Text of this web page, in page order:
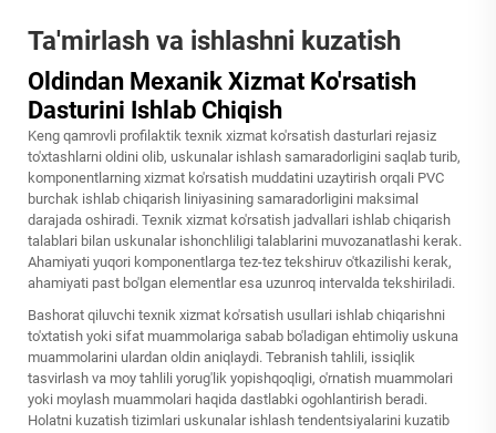
Ta'mirlash va ishlashni kuzatish
Oldindan Mexanik Xizmat Ko'rsatish
Dasturini Ishlab Chiqish
Keng qamrovli profilaktik texnik xizmat ko'rsatish dasturlari rejasiz
to'xtashlarni oldini olib, uskunalar ishlash samaradorligini saqlab turib,
komponentlarning xizmat ko'rsatish muddatini uzaytirish orqali PVC
burchak ishlab chiqarish liniyasining samaradorligini maksimal
darajada oshiradi. Texnik xizmat ko'rsatish jadvallari ishlab chiqarish
talablari bilan uskunalar ishonchliligi talablarini muvozanatlashi kerak.
Ahamiyati yuqori komponentlarga tez-tez tekshiruv o'tkazilishi kerak,
ahamiyati past bo'lgan elementlar esa uzunroq intervalda tekshiriladi.
Bashorat qiluvchi texnik xizmat ko'rsatish usullari ishlab chiqarishni
to'xtatish yoki sifat muammolariga sabab bo'ladigan ehtimoliy uskuna
muammolarini ulardan oldin aniqlaydi. Tebranish tahlili, issiqlik
tasvirlash va moy tahlili yorug'lik yopishqoqligi, o'rnatish muammolari
yoki moylash muammolari haqida dastlabki ogohlantirish beradi.
Holatni kuzatish tizimlari uskunalar ishlash tendentsiyalarini kuzatib